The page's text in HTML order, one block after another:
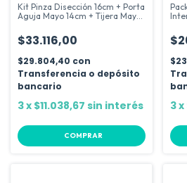
Kit Pinza Disección 16cm + Porta
Aguja Mayo 14cm + Tijera Mayo
$33.116,00
$29.804,40 con
Transferencia o depósito
bancario
3x $11.038,67 sin interés 3x